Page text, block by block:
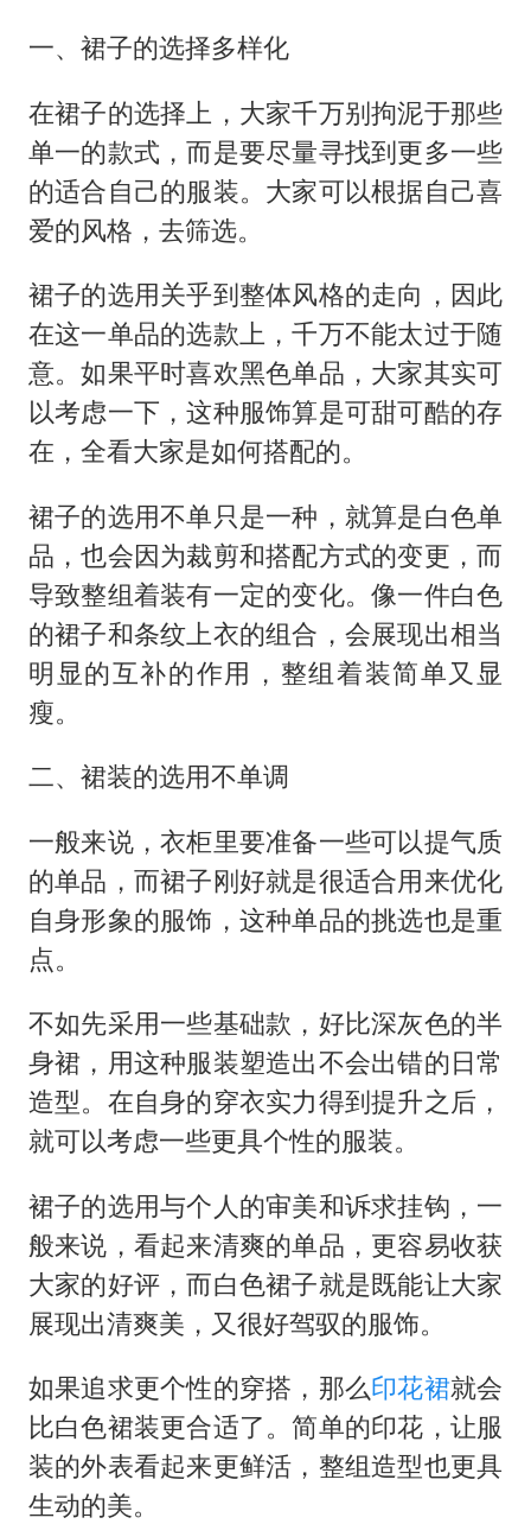
一、裙子的选择多样化
在裙子的选择上，大家千万别拘泥于那些
单一的款式，而是要尽量寻找到更多一些
的适合自己的服装。大家可以根据自己喜
爱的风格，去筛选。
裙子的选用关乎到整体风格的走向，因此
在这一单品的选款上，千万不能太过于随
意。如果平时喜欢黑色单品，大家其实可
以考虑一下，这种服饰算是可甜可酷的存
在，全看大家是如何搭配的。
裙子的选用不单只是一种，就算是白色单
品，也会因为裁剪和搭配方式的变更，而
导致整组着装有一定的变化。像一件白色
的裙子和条纹上衣的组合，会展现出相当
明显的互补的作用，整组着装简单又显
瘦。
二、裙装的选用不单调
一般来说，衣柜里要准备一些可以提气质
的单品，而裙子刚好就是很适合用来优化
自身形象的服饰，这种单品的挑选也是重
点。
不如先采用一些基础款，好比深灰色的半
身裙，用这种服装塑造出不会出错的日常
造型。在自身的穿衣实力得到提升之后，
就可以考虑一些更具个性的服装。
裙子的选用与个人的审美和诉求挂钩，一
般来说，看起来清爽的单品，更容易收获
大家的好评，而白色裙子就是既能让大家
展现出清爽美，又很好驾驭的服饰。
如果追求更个性的穿搭，那么印花裙就会
比白色裙装更合适了。简单的印花，让服
装的外表看起来更鲜活，整组造型也更具
生动的美。